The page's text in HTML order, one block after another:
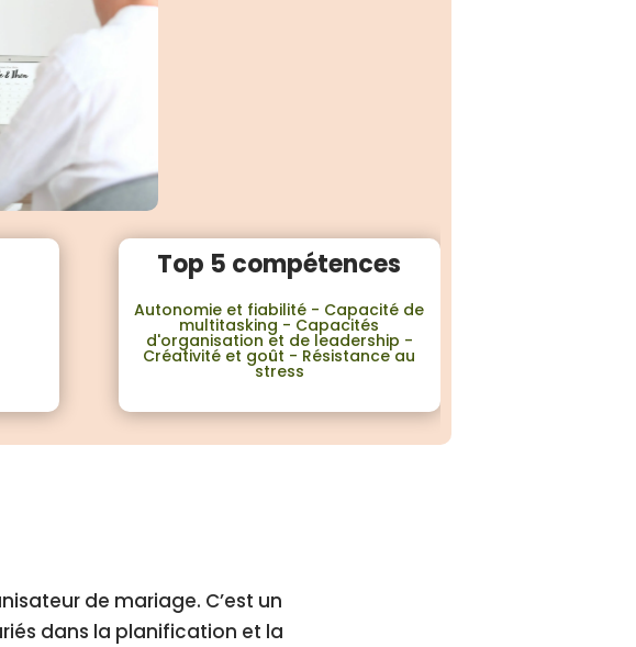
Top 5 compétences
Autonomie et fiabilité - Capacité de
multitasking - Capacités
d'organisation et de leadership -
Créativité et goût - Résistance au
stress
de mariage. C’est un
dans la planification et la